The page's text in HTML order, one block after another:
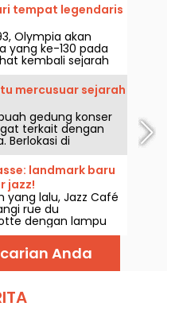
tempat legendaris
Olympia akan
yang ke-130 pada
kembali sejarah
legendaris di
saksi dari orang-
Jacques Brel,
serta Billie
The Rolling Stones.
mercusuar sejarah
gedung konser
terkait dengan
Berlokasi di
sangat hidup, ia
bagi kancah
landmark baru
jazz!
yang lalu, Jazz Café
rue du
dengan lampu
Di dalam, jazz
Anda....Anda